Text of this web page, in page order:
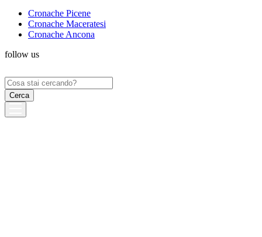
Cronache Picene
Cronache Maceratesi
Cronache Ancona
follow us
Ricerca
per: